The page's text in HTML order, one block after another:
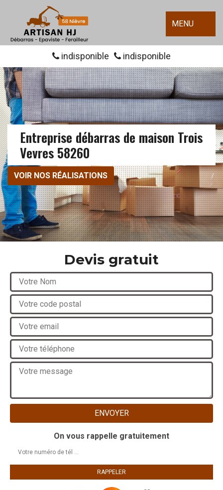
MENU
indisponible indisponible
Entreprise débarras de maison Trois
Vevres 58260
VOIR NOS RÉALISATIONS
Devis gratuit
On vous rappelle gratuitement